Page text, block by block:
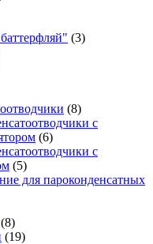
(3)
(8)
с
(6)
с
(5)
для пароконденсатных
(8)
(19)